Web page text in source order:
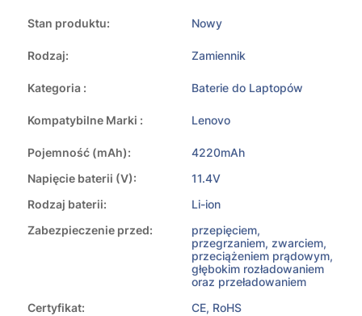
Stan produktu: Nowy
Rodzaj: Zamiennik
Kategoria : Baterie do Laptopów
Kompatybilne Marki : Lenovo
Pojemność (mAh):
4220mAh
Napięcie baterii (V):
11.4V
Rodzaj baterii:
Li-ion
Zabezpieczenie przed:
przepięciem,
przegrzaniem, zwarciem,
przeciążeniem prądowym,
głębokim rozładowaniem
oraz przeładowaniem
Certyfikat:
CE, RoHS